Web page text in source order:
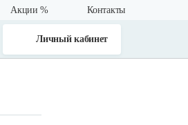
Акции % Контакты
Личный кабинет